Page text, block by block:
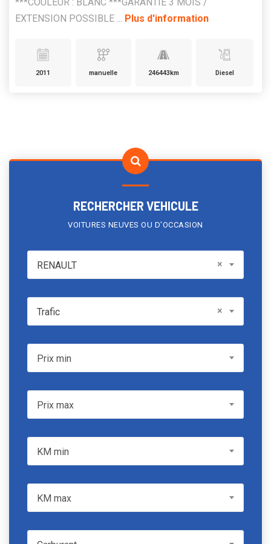
EXTENSION POSSIBLE ... Plus d'information
2011 manuelle 246443km Diesel
RECHERCHER VEHICULE
VOITURES NEUVES OU D'OCCASION
RENAULT ×
RENAULT
Model ×
Trafic
Prix minPrix min
Prix maxPrix max
KM min
KM max
Carburant